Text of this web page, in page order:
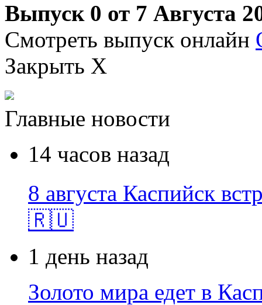
Выпуск 0 от 7 Августа
Смотреть выпуск онлайн
Закрыть X
Главные новости
14 часов назад
8 августа Каспийск
🇷🇺
1 день назад
Золото мира едет в